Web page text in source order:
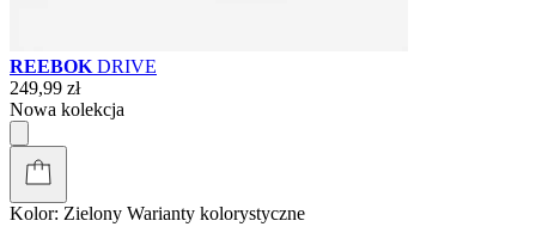
REEBOK DRIVE
249,99 zł
Nowa kolekcja
Kolor: Zielony Warianty kolorystyczne